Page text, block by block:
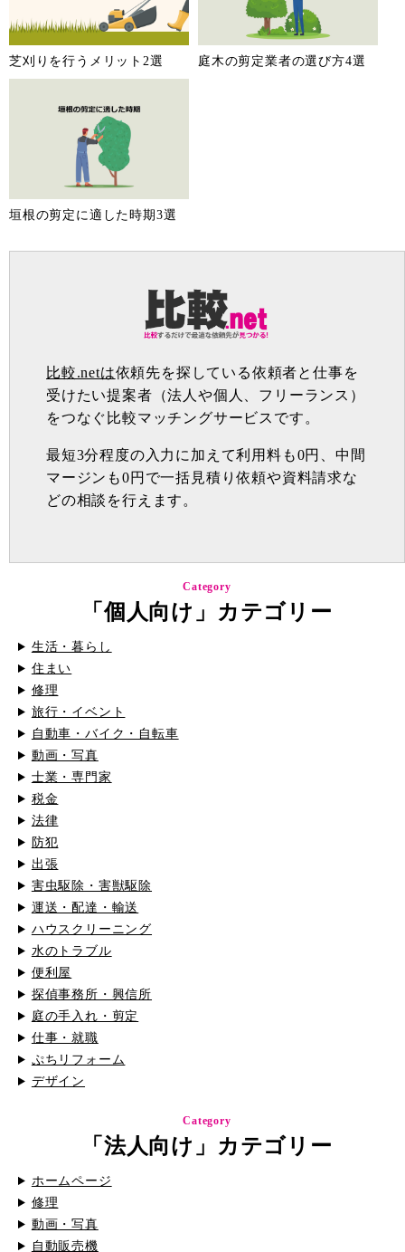
芝刈りを行うメリット2選 庭木の剪定業者の選び方4選
垣根の剪定に適した時期3選
比較.netは依頼先を探している依頼者と仕事を
受けたい提案者（法人や個人、フリーランス）
をつなぐ比較マッチングサービスです。
最短3分程度の入力に加えて利用料も0円、中間
マージンも0円で一括見積り依頼や資料請求な
どの相談を行えます。
Category
「個人向け」カテゴリー
生活・暮らし
住まい
修理
旅行・イベント
自動車・バイク・自転車
動画・写真
士業・専門家
税金
法律
防犯
出張
害虫駆除・害獣駆除
運送・配達・輸送
ハウスクリーニング
水のトラブル
便利屋
探偵事務所・興信所
庭の手入れ・剪定
仕事・就職
ぷちリフォーム
デザイン
Category
「法人向け」カテゴリー
ホームページ
修理
動画・写真
自動販売機